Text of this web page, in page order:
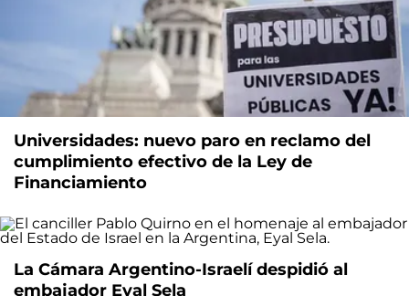
Universidades: nuevo paro en reclamo del
cumplimiento efectivo de la Ley de
Financiamiento
La Cámara Argentino-Israelí despidió al
embajador Eyal Sela